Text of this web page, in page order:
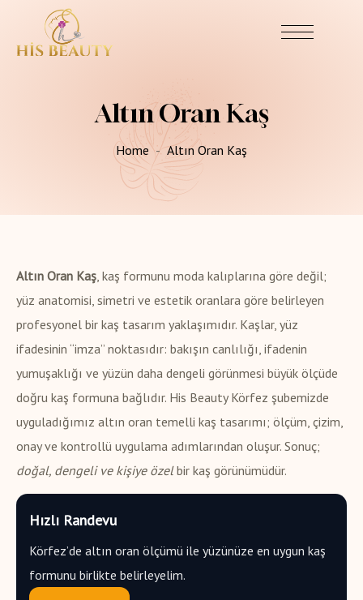
Altın Oran Kaş
Home Altın Oran Kaş
Altın Oran Kaş, kaş formunu moda kalıplarına göre değil;
yüz anatomisi, simetri ve estetik oranlara göre belirleyen
profesyonel bir kaş tasarım yaklaşımıdır. Kaşlar, yüz
ifadesinin “imza” noktasıdır: bakışın canlılığı, ifadenin
yumuşaklığı ve yüzün daha dengeli görünmesi büyük ölçüde
doğru kaş formuna bağlıdır. His Beauty Körfez şubemizde
uyguladığımız altın oran temelli kaş tasarımı; ölçüm, çizim,
onay ve kontrollü uygulama adımlarından oluşur. Sonuç;
doğal, dengeli ve kişiye özelbir kaş görünümüdür.
Hızlı Randevu
Körfez’de altın oran ölçümü ile yüzünüze en uygun kaş
formunu birlikte belirleyelim.